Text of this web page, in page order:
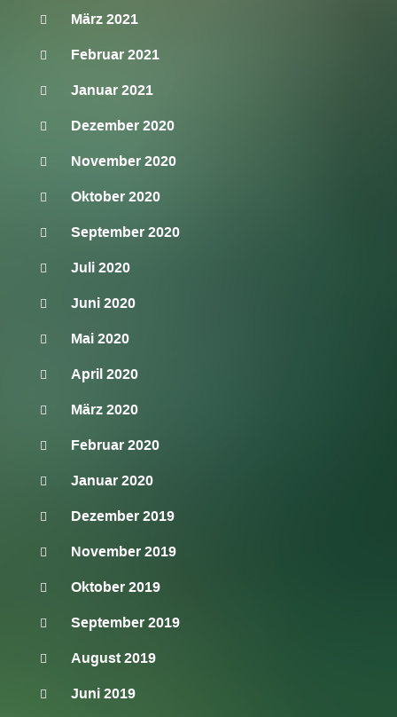
März 2021
Februar 2021
Januar 2021
Dezember 2020
November 2020
Oktober 2020
September 2020
Juli 2020
Juni 2020
Mai 2020
April 2020
März 2020
Februar 2020
Januar 2020
Dezember 2019
November 2019
Oktober 2019
September 2019
August 2019
Juni 2019